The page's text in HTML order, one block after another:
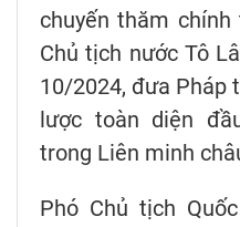
chuyến thăm
Chủ tịch nước Tô
10/2024, đưa Pháp
lược toàn diện
trong Liên minh
Phó Chủ tịch